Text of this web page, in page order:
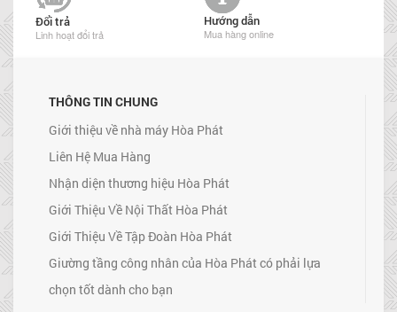
Đổi trả
Linh hoạt đổi trả
Hướng dẫn
Mua hàng online
THÔNG TIN CHUNG
Giới thiệu về nhà máy Hòa Phát
Liên Hệ Mua Hàng
Nhận diện thương hiệu Hòa Phát
Giới Thiệu Về Nội Thất Hòa Phát
Giới Thiệu Về Tập Đoàn Hòa Phát
Giường tầng công nhân của Hòa Phát có phải lựa
chọn tốt dành cho bạn